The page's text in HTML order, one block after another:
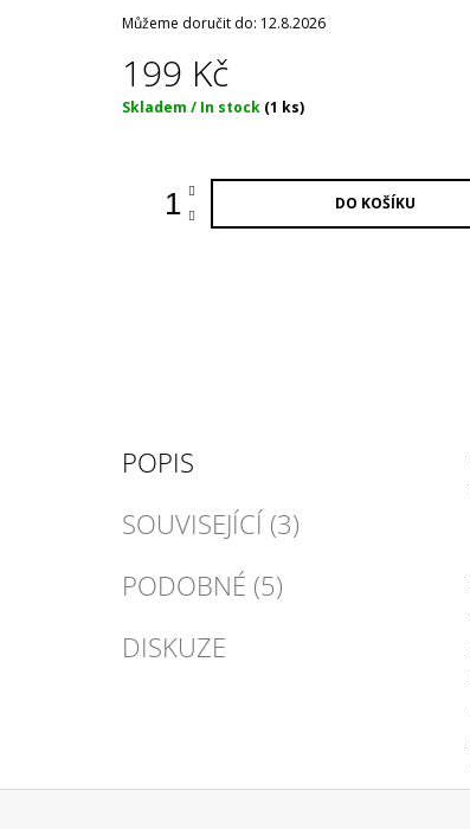
Můžeme doručit do: 12.8.2026
199 Kč
Měrná
Skladem / In stock (1 ks)
DO KOŠÍKU
POPIS
SOUVISEJÍCÍ (3)
PODOBNÉ (5)
DISKUZE